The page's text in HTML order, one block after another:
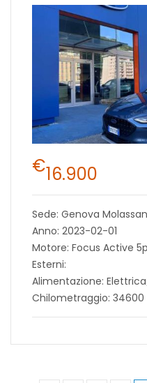
€16.900
Sede: Genova
Anno: 2023-02-01
Motore: Focus Active
Esterni:
Alimentazione:
Chilometraggio: 34600